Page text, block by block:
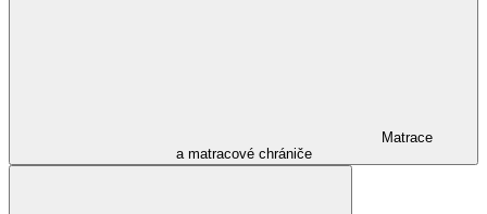
Matrace
a matracové chrániče